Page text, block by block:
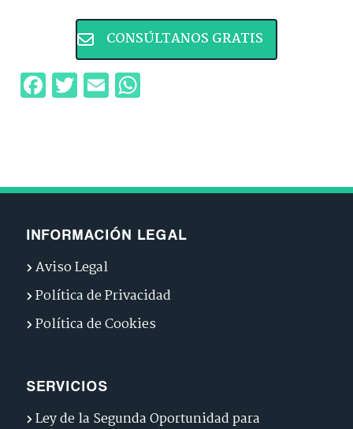
CONSÚLTANOS GRATIS
Facebook
Twitter
Email
INFORMACIÓN LEGAL
Aviso Legal
Política de Privacidad
Política de Cookies
SERVICIOS
Ley de la Segunda Oportunidad para